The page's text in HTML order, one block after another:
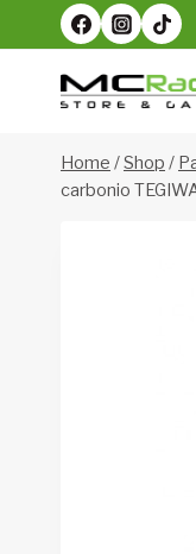
al
contenuto
Home /Shop /
carbonio